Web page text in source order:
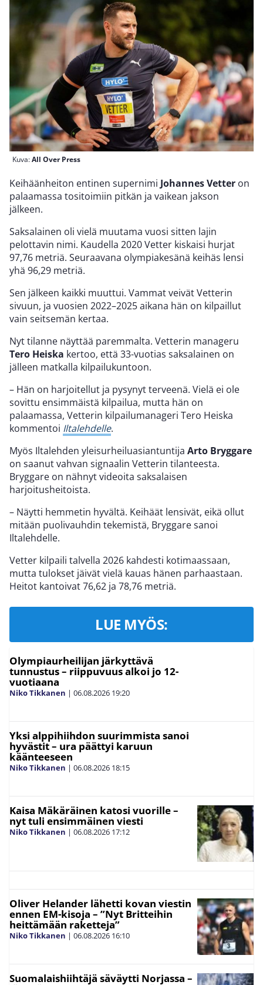
Kuva:All Over Press
Keihäänheiton entinen supernimi Johannes Vetter on
palaamassa tositoimiin pitkän ja vaikean jakson
jälkeen.
Saksalainen oli vielä muutama vuosi sitten lajin
pelottavin nimi. Kaudella 2020 Vetter kiskaisi hurjat
97,76 metriä. Seuraavana olympiakesänä keihäs lensi
yhä 96,29 metriä.
Sen jälkeen kaikki muuttui. Vammat veivät Vetterin
sivuun, ja vuosien 2022–2025 aikana hän on kilpaillut
vain seitsemän kertaa.
Nyt tilanne näyttää paremmalta. Vetterin manageru
Tero Heiska kertoo, että 33-vuotias saksalainen on
jälleen matkalla kilpailukuntoon.
– Hän on harjoitellut ja pysynyt terveenä. Vielä ei ole
sovittu ensimmäistä kilpailua, mutta hän on
palaamassa, Vetterin kilpailumanageri Tero Heiska
kommentoi Iltalehdelle.
Myös Iltalehden yleisurheiluasiantuntija Arto Bryggare
on saanut vahvan signaalin Vetterin tilanteesta.
Bryggare on nähnyt videoita saksalaisen
harjoitusheitoista.
– Näytti hemmetin hyvältä. Keihäät lensivät, eikä ollut
mitään puolivauhdin tekemistä, Bryggare sanoi
Iltalehdelle.
Vetter kilpaili talvella 2026 kahdesti kotimaassaan,
mutta tulokset jäivät vielä kauas hänen parhaastaan.
Heitot kantoivat 76,62 ja 78,76 metriä.
LUE MYÖS:
Olympiaurheilijan järkyttävä
tunnustus – riippuvuus alkoi jo 12-
vuotiaana
Niko Tikkanen | 06.08.2026 19:20
Yksi alppihiihdon suurimmista sanoi
hyvästit – ura päättyi karuun
käänteeseen
Niko Tikkanen | 06.08.2026 18:15
Kaisa Mäkäräinen katosi vuorille –
nyt tuli ensimmäinen viesti
Niko Tikkanen | 06.08.2026 17:12
Oliver Helander lähetti kovan viestin
ennen EM-kisoja – ”Nyt Britteihin
heittämään raketteja”
Niko Tikkanen | 06.08.2026 16:10
Suomalaishiihtäjä säväytti Norjassa –